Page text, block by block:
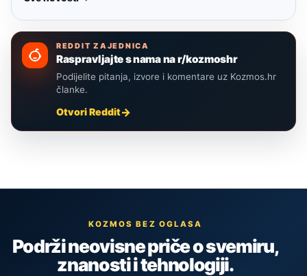
REDDIT ZAJEDNICA
Raspravljajte s nama na r/kozmoshr
Podijelite pitanja, izvore i komentare uz Kozmos.hr
članke.
Otvori Reddit
KOZMOS BEZ OGLASA
Podrži neovisne priče o svemiru,
znanosti i tehnologiji.